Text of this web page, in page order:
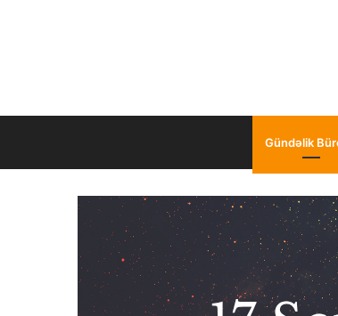
Gündəlik